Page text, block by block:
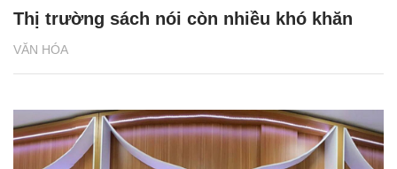
VĂN HÓA
Thị trường sách nói còn nhiều khó khăn